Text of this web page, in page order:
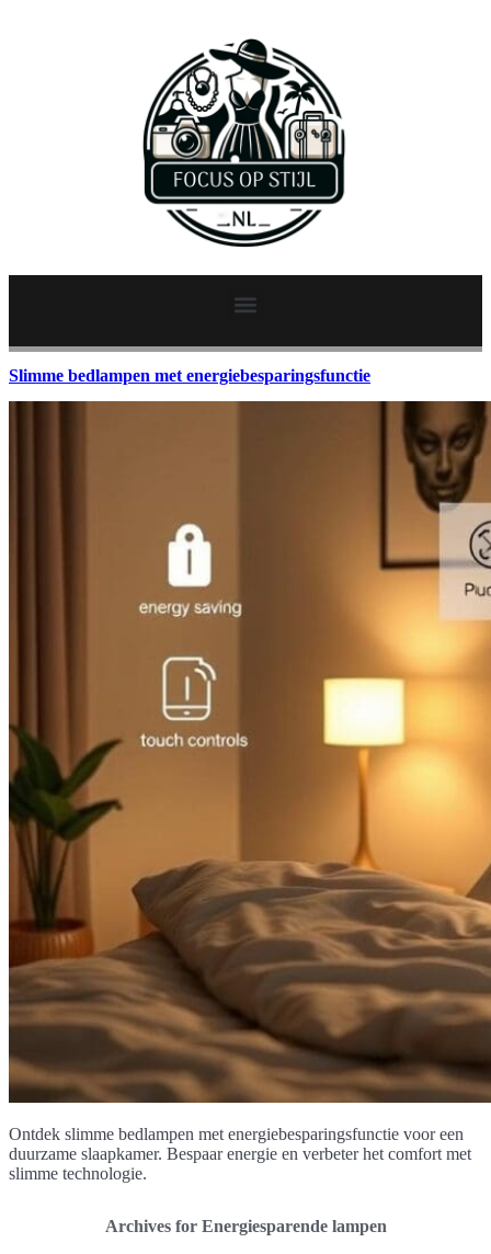
Slimme bedlampen met energiebesparingsfunctie
Ontdek slimme bedlampen met energiebesparingsfunctie voor een
duurzame slaapkamer. Bespaar energie en verbeter het comfort met
slimme technologie.
Archives for Energiesparende lampen